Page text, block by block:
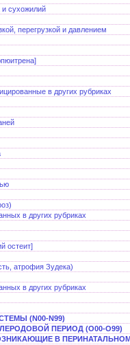
и сухожилий
перегрузкой и давлением
в других рубриках
в других рубриках
остеит]
атрофия Зудека)
в других рубриках
(N00-N99)
ПЕРИОД (O00-O99)
В ПЕРИНАТАЛЬНОМ